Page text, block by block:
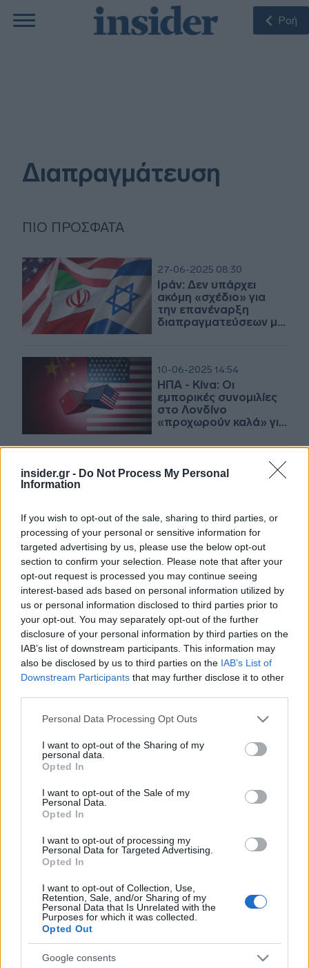
insider.gr - Do Not Process My Personal
Information
If you wish to opt-out of the sale, sharing to third parties, or
processing of your personal or sensitive information for
targeted advertising by us, please use the below opt-out
section to confirm your selection. Please note that after your
opt-out request is processed you may continue seeing
interest-based ads based on personal information utilized by
us or personal information disclosed to third parties prior to
your opt-out. You may separately opt-out of the further
disclosure of your personal information by third parties on the
IAB’s list of downstream participants. This information may
also be disclosed by us to third parties on the IAB’s List of
Downstream Participants that may further disclose it to other
Please note that this website/app uses one or more Google
not limited to your visit or usage behaviour. You may click to
grant or deny consent to Google and its third-party tags to
use your data for below specified purposes in below Google
consent section.
Personal Data Processing Opt Outs
I want to opt-out of the Sharing of my
personal data.
Opted In
I want to opt-out of the Sale of my
Personal Data.
Opted In
I want to opt-out of processing my
Personal Data for Targeted Advertising.
Opted In
I want to opt-out of Collection, Use,
Retention, Sale, and/or Sharing of my
Personal Data that Is Unrelated with the
Purposes for which it was collected.
Opted Out
Google consents
Ροή
Διαπραγμάτευση
ΠΙΟ ΠΡΌΣΦΑΤΑ
27-06-2025 08:30
Ιράν: Δεν υπάρχει
ακόμη «σχέδιο» για
την επανέναρξη
διαπραγματεύσεων με
10-06-2025 14:54
ΗΠΑ - Κίνα: Οι
εμπορικές συνομιλίες
στο Λονδίνο
«προχωρούν καλά» για
04-06-2025 10:03
δύσκολος» στις
συμφωνίες
30-05-2025 18:25
Ζελένσκι: Η Ρωσία
κάνει ό,τι μπορεί για να
μην οδηγήσει πουθενά
η διαπραγμάτευση
30-05-2025 14:56
Η Ουκρανία δεν έχει
επιβεβαιώσει ότι θα
στην
αντιπροσωπείας που
Στην Τουρκία οι
απεσταλμένοι του
Τραμπ για τις
συνομιλίες Ρωσίας -